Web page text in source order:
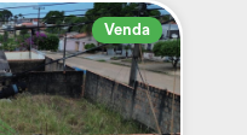
Venda